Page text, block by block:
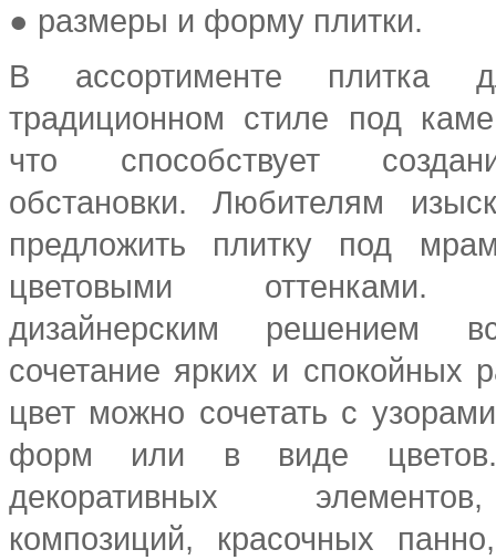
● размеры и форму плитки.
В ассортименте плитка
традиционном стиле под
что способствует
обстановки. Любителям
предложить плитку под
цветовыми оттенками.
дизайнерским решением
сочетание ярких и спокойных
цвет можно сочетать с
форм или в виде цветов.
декоративных
композиций, красочных